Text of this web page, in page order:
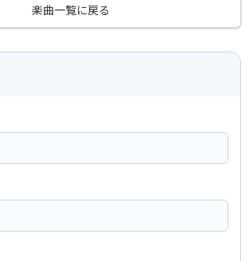
楽曲一覧に戻る